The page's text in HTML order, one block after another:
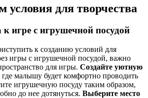
условия для творчества
к игре с игрушечной посудой
к созданию условий для
игры с игрушечной посудой, важно
для игры. Создайте уютную
где малышу будет комфортно проводить
игрушечную посуду таким образом,
до нее дотянуться. Выберите место